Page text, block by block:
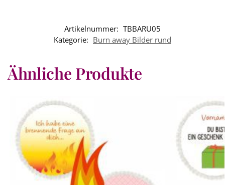
Artikelnummer: TBBARU05
Kategorie: Burn away Bilder rund
Ähnliche Produkte